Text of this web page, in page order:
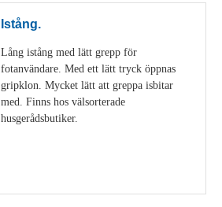
Istång.
Lång istång med lätt grepp för
fotanvändare. Med ett lätt tryck öppnas
gripklon. Mycket lätt att greppa isbitar
med. Finns hos välsorterade
husgerådsbutiker.